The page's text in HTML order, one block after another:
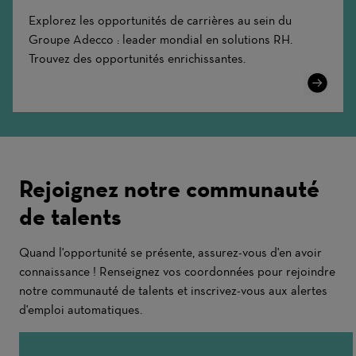
Explorez les opportunités de carrières au sein du
Groupe Adecco : leader mondial en solutions RH.
Trouvez des opportunités enrichissantes.
Learn
Rejoignez notre communauté
de talents
Quand l'opportunité se présente, assurez-vous d'en avoir
connaissance ! Renseignez vos coordonnées pour rejoindre
notre communauté de talents et inscrivez-vous aux alertes
d'emploi automatiques.